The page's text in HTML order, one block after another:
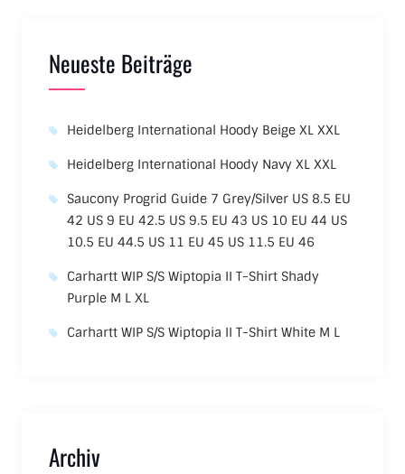
Neueste Beiträge
Heidelberg International Hoody Beige XL XXL
Heidelberg International Hoody Navy XL XXL
Saucony Progrid Guide 7 Grey/Silver US 8.5 EU
42 US 9 EU 42.5 US 9.5 EU 43 US 10 EU 44 US
10.5 EU 44.5 US 11 EU 45 US 11.5 EU 46
Carhartt WIP S/S Wiptopia II T-Shirt Shady
Purple M L XL
Carhartt WIP S/S Wiptopia II T-Shirt White M L
Archiv